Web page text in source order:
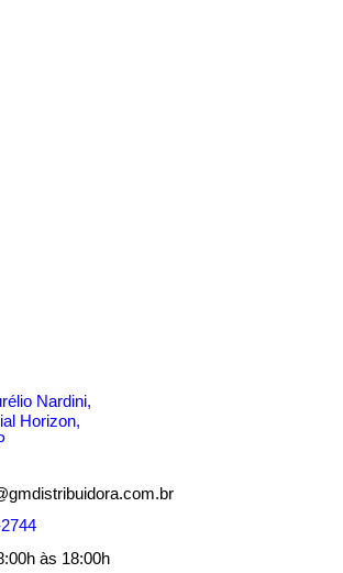
Nardini,
Horizon,
às 18:00h